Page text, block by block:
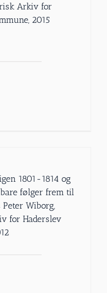
Arkiv for
2015
1801-1814 og
følger frem til
Peter Wiborg,
for Haderslev